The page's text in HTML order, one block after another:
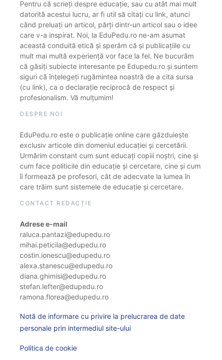
Pentru că scrieți despre educație, sau cu atât mai mult
datorită acestui lucru, ar fi util să citați cu link, atunci
când preluați un articol, părți dintr-un articol sau o idee
care v-a inspirat. Noi, la EduPedu.ro ne-am asumat
această conduită etică și sperăm că și publicațiile cu
mult mai multă experiență vor face la fel. Ne bucurăm
că găsiți subiecte interesante pe Edupedu.ro și suntem
siguri că înțelegeți rugămintea noastră de a cita sursa
(cu link), ca o declarație reciprocă de respect și
profesionalism. Vă mulțumim!
DESPRE NOI
EduPedu.ro este o publicație online care găzduiește
exclusiv articole din domeniul educației și cercetării.
Urmărim constant cum sunt educați copiii noștri, cine și
cum face politicile din educație și cercetare, cine și cum
îi formează pe profesori, cât de adecvate la lumea în
care trăim sunt sistemele de educație și cercetare.
CONTACT REDACȚIE
Adrese e-mail
raluca.pantazi@edupedu.ro
mihai.peticila@edupedu.ro
costin.ionescu@edupedu.ro
alexa.stanescu@edupedu.ro
diana.ghimisi@edupedu.ro
stefan.lefter@edupedu.ro
ramona.florea@edupedu.ro
Notă de informare cu privire la prelucrarea de date
personale prin intermediul site-ului
Politica de cookie